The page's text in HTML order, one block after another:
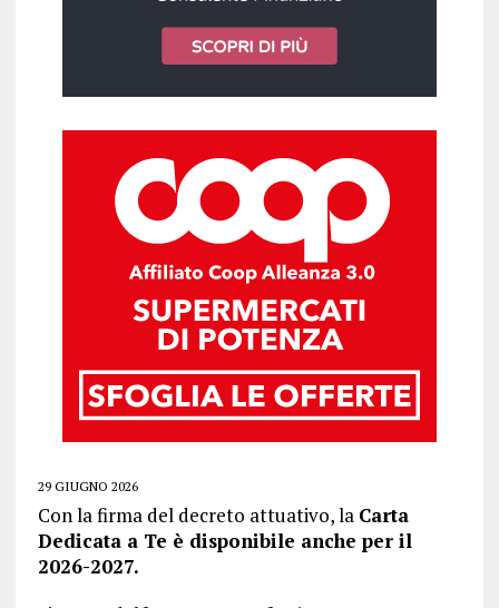
29 GIUGNO 2026
Con la firma del decreto attuativo, la Carta
Dedicata a Te è disponibile anche per il
2026-2027.